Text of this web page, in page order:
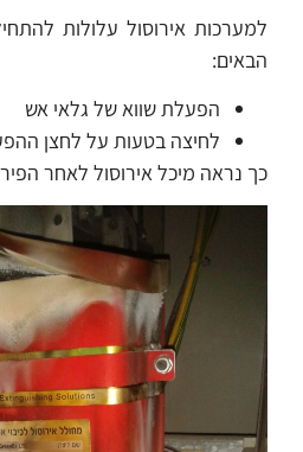
למערכות אירוסול עלולות
הבאים:
הפעלת שווא של גלאי אש
לחיצה בטעות על לחצן
כך נראה מיכל אירוסול לאחר